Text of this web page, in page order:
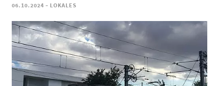
06.10.2024 - LOKALES